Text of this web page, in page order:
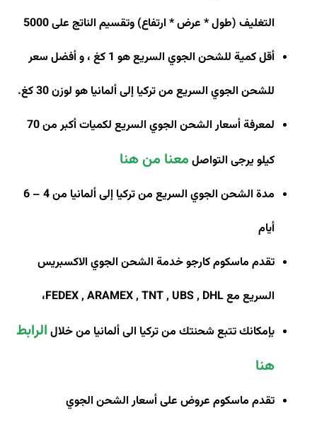
التغليف (طول * عرض * ارتفاع) وتقسيم الناتج على 5000
أقل كمية للشحن الجوي السريع هو 1 كغ ، و أفضل سعر
للشحن الجوي السريع من تركيا إلى ألمانيا هو لوزن 30 كغ
.
لمعرفة أسعار الشحن الجوي السريع لكميات أكبر من 70
كيلو يرجى التواصل معنا من هنا
مدة الشحن الجوي السريع من تركيا إلى ألمانيا من 4 – 6
أيام
تقدم ماسكوم كارجو خدمة الشحن الجوي الاكسبريس
السريع معFEDEX , ARAMEX , TNT , UBS , DHL،
بإمكانك تتبع شحنتك من تركيا الى ألمانيا من خلال الرابط
هنا
تقدم ماسكوم عروض على أسعار الشحن الجوي